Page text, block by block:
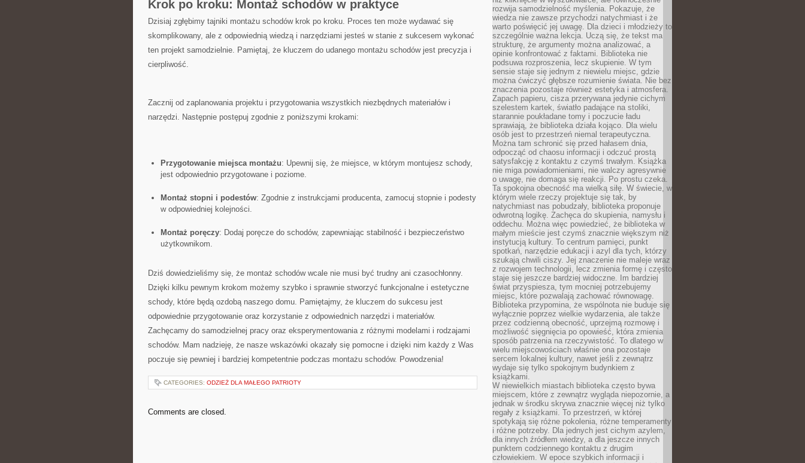
Krok po kroku: Montaż schodów​ w praktyce
Dzisiaj zgłębimy tajniki montażu ​schodów krok po kroku. Proces ten może wydawać się
skomplikowany, ale​ z odpowiednią wiedzą i ‍narzędziami jesteś w stanie z sukcesem wykonać
ten⁣ projekt⁢ samodzielnie. Pamiętaj, że kluczem‌ do udanego montażu schodów jest precyzja i
cierpliwość.
Zacznij od‌ zaplanowania​ projektu i przygotowania wszystkich niezbędnych‍ materiałów i
narzędzi. Następnie postępuj⁣ zgodnie z poniższymi krokami:
Przygotowanie miejsca montażu: ‌Upewnij⁢ się, że miejsce, w którym montujesz‍ schody,⁣
jest odpowiednio przygotowane i poziome.
Montaż⁤ stopni i podestów: Zgodnie ⁢z instrukcjami producenta, zamocuj ‍stopnie i podesty
w odpowiedniej kolejności.
Montaż poręczy: Dodaj poręcze do ‌schodów, zapewniając stabilność i bezpieczeństwo
użytkownikom.
Dziś dowiedzieliśmy się, że montaż schodów wcale nie musi być trudny ani czasochłonny.
Dzięki kilku pewnym krokom możemy⁤ szybko i sprawnie stworzyć funkcjonalne i estetyczne
schody, które ⁤będą ozdobą naszego domu. Pamiętajmy,⁣ że kluczem do sukcesu jest
odpowiednie przygotowanie oraz korzystanie​ z odpowiednich ⁤narzędzi ⁤i materiałów.
Zachęcamy do samodzielnej pracy oraz eksperymentowania z różnymi​ modelami i rodzajami
⁤schodów. Mam​ nadzieję, ​że ⁤nasze wskazówki⁣ okazały się pomocne i dzięki ⁣nim każdy z Was
poczuje się⁢ pewniej i bardziej kompetentnie podczas montażu schodów. Powodzenia!
CATEGORIES: ODZIEŻ DLA MAŁEGO PATRIOTY
Comments are closed.
rozwija samodzielność myślenia. Pokazuje, że
wiedza nie zawsze przychodzi natychmiast i że
warto poświęcić jej uwagę. Dla dzieci i młodzieży to
szczególnie ważna lekcja. Uczą się, że tekst ma
strukturę, że argumenty można analizować, a
opinie konfrontować z faktami. Biblioteka nie
podsuwa rozproszenia, lecz skupienie. W tym
sensie staje się jednym z niewielu miejsc, gdzie
można ćwiczyć głębsze rozumienie świata. Nie bez
znaczenia pozostaje również estetyka i atmosfera.
Zapach papieru, cisza przerywana jedynie cichym
szelestem kartek, światło padające na stoliki,
starannie poukładane tomy i poczucie ładu
sprawiają, że biblioteka działa kojąco. Dla wielu
osób jest to przestrzeń niemal terapeutyczna.
Można tam schronić się przed hałasem dnia,
odpocząć od chaosu informacji i odczuć prostą
satysfakcję z kontaktu z czymś trwałym. Książka
nie miga powiadomieniami, nie walczy agresywnie
o uwagę, nie domaga się reakcji. Po prostu czeka.
Ta spokojna obecność ma wielką siłę. W świecie, w
którym wiele rzeczy projektuje się tak, by
natychmiast nas pobudzały, biblioteka proponuje
odwrotną logikę. Zachęca do skupienia, namysłu i
oddechu. Można więc powiedzieć, że biblioteka w
małym mieście jest czymś znacznie większym niż
instytucją kultury. To centrum pamięci, punkt
spotkań, narzędzie edukacji i azyl dla tych, którzy
szukają chwili ciszy. Jej znaczenie nie maleje wraz
z rozwojem technologii, lecz zmienia formę i często
staje się jeszcze bardziej widoczne. Im bardziej
świat przyspiesza, tym mocniej potrzebujemy
miejsc, które pozwalają zachować równowagę.
Biblioteka przypomina, że wspólnota nie buduje się
wyłącznie poprzez wielkie wydarzenia, ale także
przez codzienną obecność, uprzejmą rozmowę i
możliwość sięgnięcia po opowieść, która zmienia
sposób patrzenia na rzeczywistość. To dlatego w
wielu miejscowościach właśnie ona pozostaje
sercem lokalnej kultury, nawet jeśli z zewnątrz
wydaje się tylko spokojnym budynkiem z
książkami.
W niewielkich miastach biblioteka często bywa
miejscem, które z zewnątrz wygląda niepozornie, a
jednak w środku skrywa znacznie więcej niż tylko
regały z książkami. To przestrzeń, w której
spotykają się różne pokolenia, różne temperamenty
i różne potrzeby. Dla jednych jest cichym azylem,
dla innych źródłem wiedzy, a dla jeszcze innych
punktem codziennego kontaktu z drugim
człowiekiem. W epoce szybkich informacji i